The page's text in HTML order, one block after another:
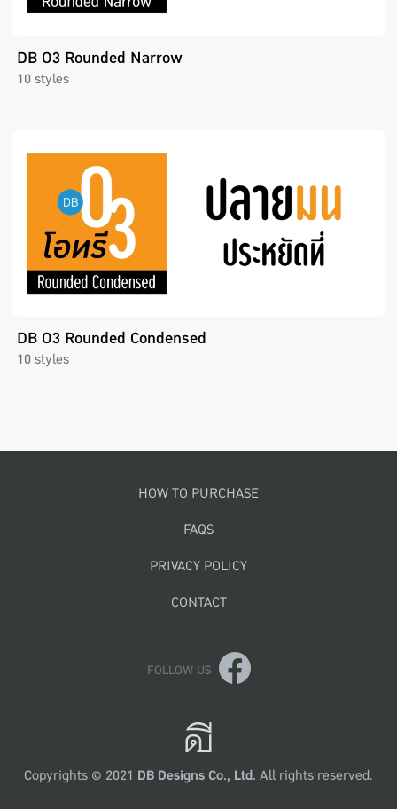
DB O3 Rounded Narrow
10 styles
DB O3 Rounded Condensed
10 styles
Footer menuHOW TO PURCHASE
FAQS
PRIVACY POLICY
CONTACT
FOLLOW US
Copyrights © 2021 DB Designs Co., Ltd. All rights reserved.